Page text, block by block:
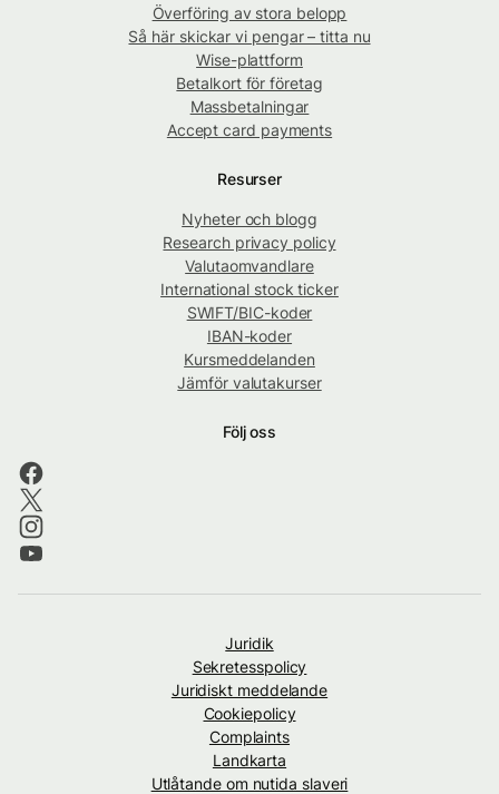
Överföring av stora belopp
Så här skickar vi pengar – titta nu
Wise-plattform
Betalkort för företag
Massbetalningar
Accept card payments
Resurser
Nyheter och blogg
Research privacy policy
Valutaomvandlare
International stock ticker
SWIFT/BIC-koder
IBAN-koder
Kursmeddelanden
Jämför valutakurser
Följ oss
Juridik
Sekretesspolicy
Juridiskt meddelande
Cookiepolicy
Complaints
Landkarta
Utlåtande om nutida slaveri